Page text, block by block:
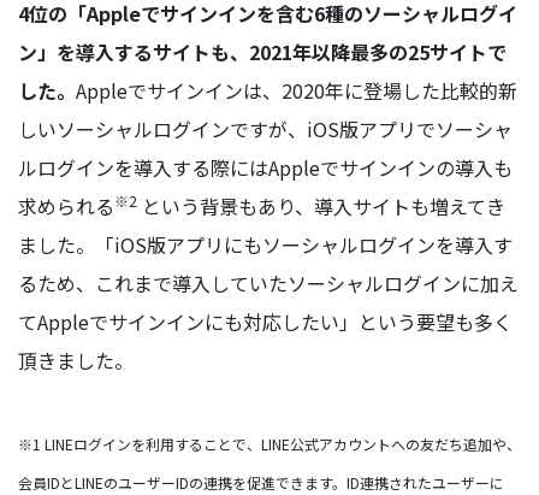
4位の「Appleでサインインを含む6種のソーシャルログイ
ン」を導入するサイトも、2021年以降最多の25サイトで
した。 Appleでサインインは、2020年に登場した比較的新
しいソーシャルログインですが、iOS版アプリでソーシャ
ルログインを導入する際にはAppleでサインインの導入も
求められる※2 という背景もあり、導入サイトも増えてき
ました。「iOS版アプリにもソーシャルログインを導入す
るため、これまで導入していたソーシャルログインに加え
てAppleでサインインにも対応したい」という要望も多く
頂きました。
※1 LINEログインを利用することで、LINE公式アカウントへの友だち追加や、
会員IDとLINEのユーザーIDの連携を促進できます。ID連携されたユーザーに